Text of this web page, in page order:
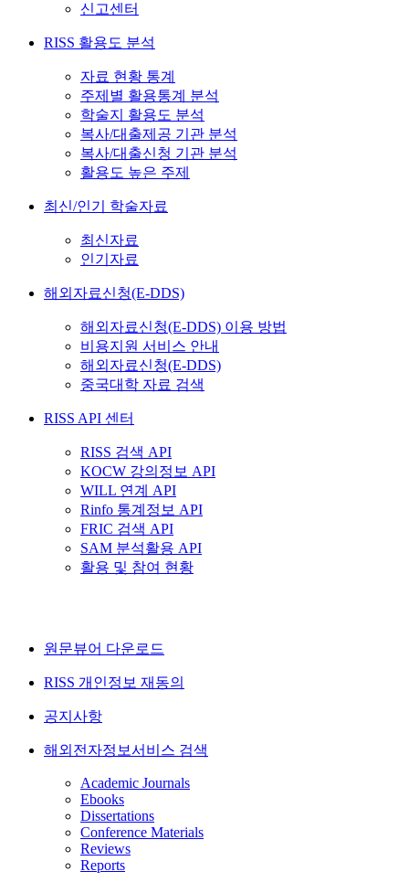
신고센터
RISS 활용도 분석
자료 현황 통계
주제별 활용통계 분석
학술지 활용도 분석
복사/대출제공 기관 분석
복사/대출신청 기관 분석
활용도 높은 주제
최신/인기 학술자료
최신자료
인기자료
해외자료신청(E-DDS)
해외자료신청(E-DDS) 이용 방법
비용지원 서비스 안내
해외자료신청(E-DDS)
중국대학 자료 검색
RISS API 센터
RISS 검색 API
KOCW 강의정보 API
WILL 연계 API
Rinfo 통계정보 API
FRIC 검색 API
SAM 분석활용 API
활용 및 참여 현황
원문뷰어 다운로드
RISS 개인정보 재동의
공지사항
해외전자정보서비스 검색
Academic Journals
Ebooks
Dissertations
Conference Materials
Reviews
Reports